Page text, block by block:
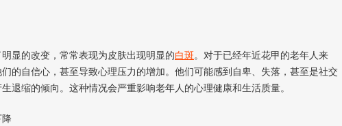
的改变，常常表现为皮肤出现明显的白斑。对于已经年近花甲的老年人来
的自信心，甚至导致心理压力的增加。他们可能感到自卑、失落，甚至是社交
退缩的倾向。这种情况会严重影响老年人的心理健康和生活质量。